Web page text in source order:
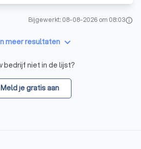
Bijgewerkt: 08-08-2026 om 08:03info
meer resultaten keyboard_arrow_down
bedrijf niet in de lijst?
Meld je gratis aan